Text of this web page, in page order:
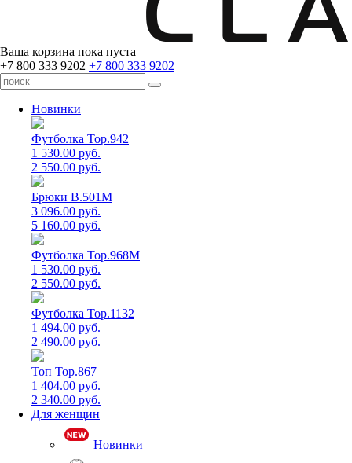
Ваша корзина пока пуста
+7 800 333 9202 +7 800 333 9202
Новинки
Футболка Top.942
1 530.00 руб.
2 550.00 руб.
Брюки B.501M
3 096.00 руб.
5 160.00 руб.
Футболка Top.968M
1 530.00 руб.
2 550.00 руб.
Футболка Top.1132
1 494.00 руб.
2 490.00 руб.
Топ Top.867
1 404.00 руб.
2 340.00 руб.
Для женщин
Новинки